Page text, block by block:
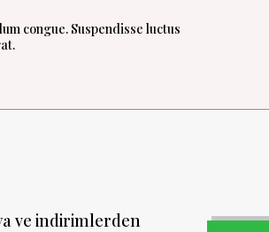
congue. Suspendisse luctus
ve indirimlerden